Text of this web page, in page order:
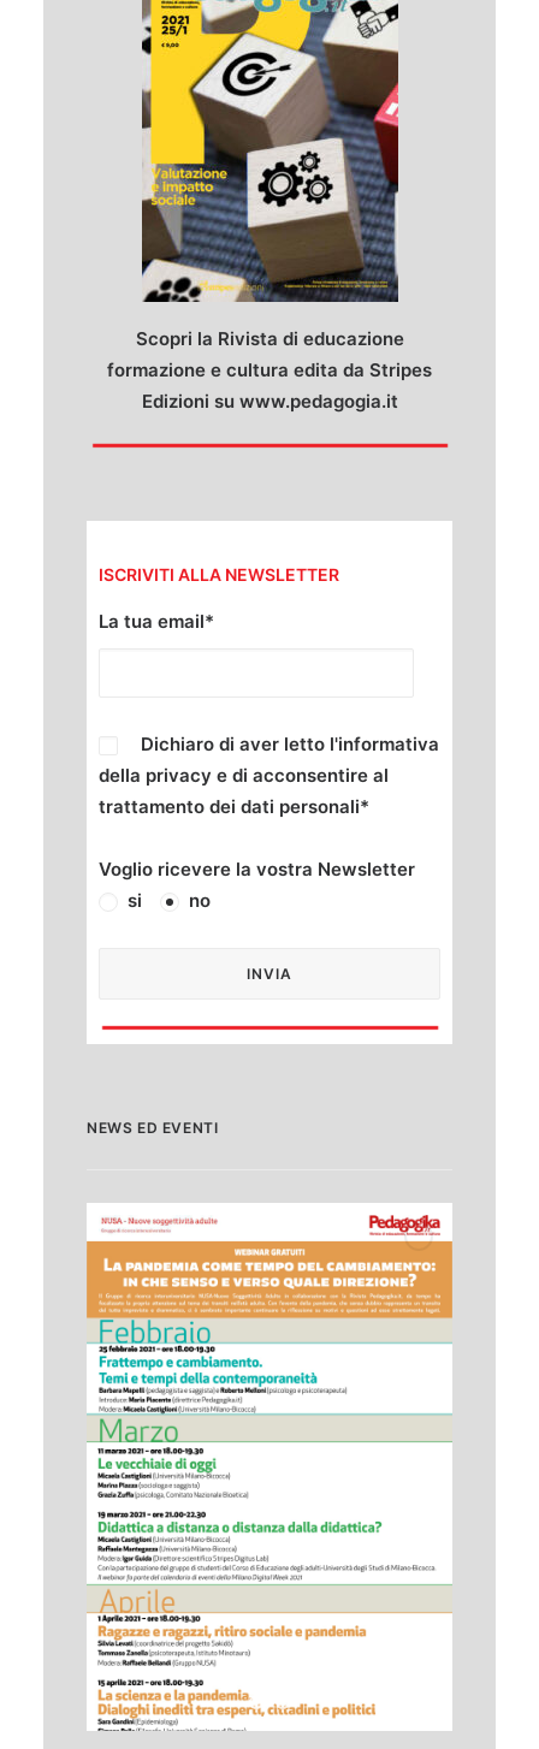
Scopri la Rivista di educazione
formazione e cultura edita da Stripes
Edizioni su www.pedagogia.it
ISCRIVITI ALLA NEWSLETTER
La tua email*
Dichiaro di aver letto l'informativa
della privacy e di acconsentire al
trattamento dei dati personali*
Voglio ricevere la vostra Newsletter
si
no
NEWS ED EVENTI